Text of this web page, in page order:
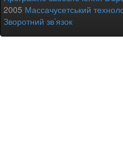
2005 Массачусетський
Зворотний зв’язок